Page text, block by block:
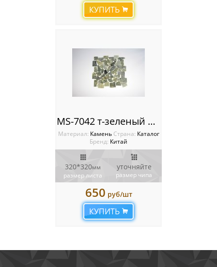
КУПИТЬ
MS-7042 т-зеленый МРАМОР квадрат
Материал: Камень Cтрана: Каталог
Бренд: Китай
320*320мм
размер листа
уточняйте
размер чипа
650 руб/шт
КУПИТЬ